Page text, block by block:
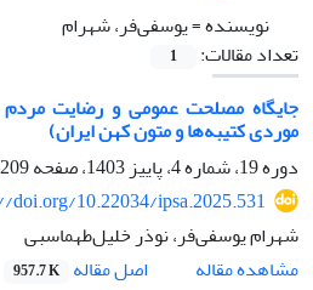
نویسنده =یوسفی‌فر، شهرام
تعداد مقالات:
1
جایگاه مصلحت عمومی و رضایت مردم
موردی کتیبه‌ها و متون کهن ایران)
دوره 19، شماره 4، پاییز 1403، صفحه
209-242
doi.org/10.22034/ipsa.2025.531
شهرام یوسفی‌فر، نوذر خلیل‌طهماسبی
مشاهده مقاله
اصل مقاله 957.7 K